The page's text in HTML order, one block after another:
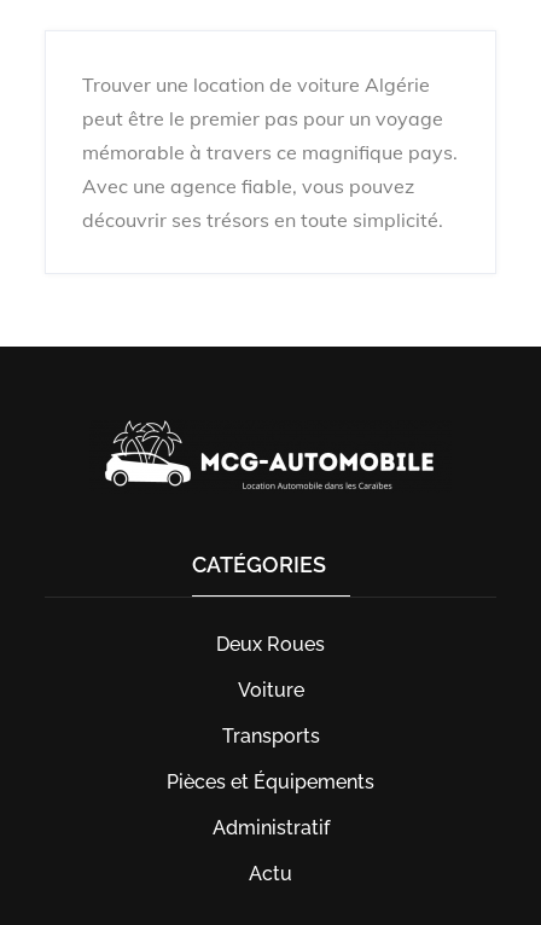
Trouver une location de voiture Algérie
peut être le premier pas pour un voyage
mémorable à travers ce magnifique pays.
Avec une agence fiable, vous pouvez
découvrir ses trésors en toute simplicité.
CATÉGORIES
Deux Roues
Voiture
Transports
Pièces et Équipements
Administratif
Actu